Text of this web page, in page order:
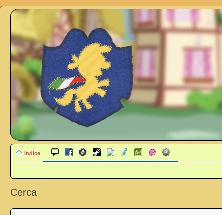
Indice
Cerca